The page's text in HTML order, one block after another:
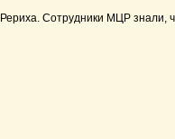
Сотрудники МЦР знали,